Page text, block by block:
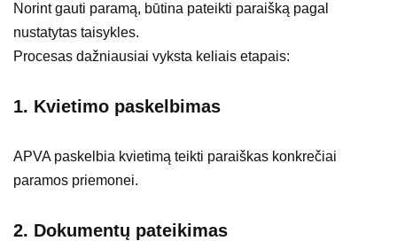
Norint gauti paramą, būtina pateikti paraišką pagal
nustatytas taisykles.
Procesas dažniausiai vyksta keliais etapais:
1. Kvietimo paskelbimas
APVA paskelbia kvietimą teikti paraiškas konkrečiai
paramos priemonei.
2. Dokumentų pateikimas